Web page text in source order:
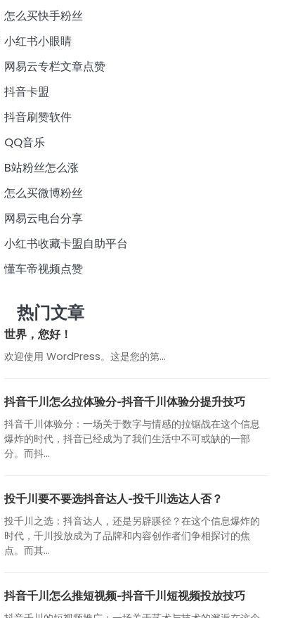
怎么买快手粉丝
小红书小眼睛
网易云专栏文章点赞
抖音卡盟
抖音刷赞软件
QQ音乐
B站粉丝怎么涨
怎么买微博粉丝
网易云电台分享
小红书收藏卡盟自助平台
懂车帝视频点赞
热门文章
世界，您好！
欢迎使用 WordPress。这是您的第…
抖音千川怎么拉体验分-抖音千川体验分提升技巧
抖音千川体验分：一场关于数字与情感的拉锯战在这个信息
爆炸的时代，抖音已经成为了我们生活中不可或缺的一部
分。而抖...
投千川要不要选抖音达人-投千川选达人否？
投千川之选：抖音达人，还是另辟蹊径？在这个信息爆炸的
时代，千川投放成为了品牌和内容创作者们争相探讨的焦
点。而其...
抖音千川怎么推短视频-抖音千川短视频投放技巧